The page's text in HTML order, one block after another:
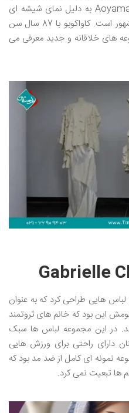
طراحی داخلی است، فروشگاه او در Aoyama به دلیل نمای شیشه ای
شیب دار تزیین شده با نقاط آبی مشهور است. کاواکوبو با 87 سال سن
های خلاقانه و جدید معرفی می
اوایل قرن 20 میلادی لباس هایی طراحی کرد که به عنوان
این بود که خانم های ثروتمند
در این مجموعه لباس ها سبک
دارای راحتی برای ورزش هایی
نمونه ای کامل از ضد مد بود که
ها تبعیت نمی کرد.